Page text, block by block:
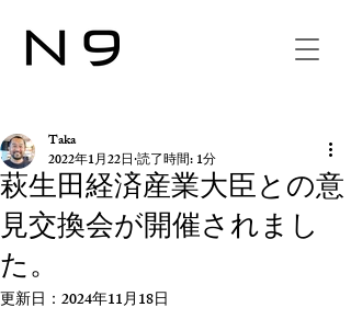
萩生田経済産業大臣との意
見交換会が開催されまし
た。
Taka
2022年1月22日 読了時間: 1分
更新日： 2024年11月18日